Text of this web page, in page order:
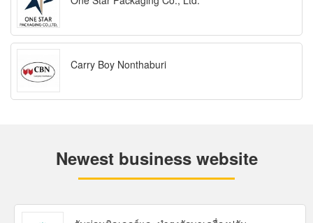
Carry Boy Nonthaburi
Newest business website